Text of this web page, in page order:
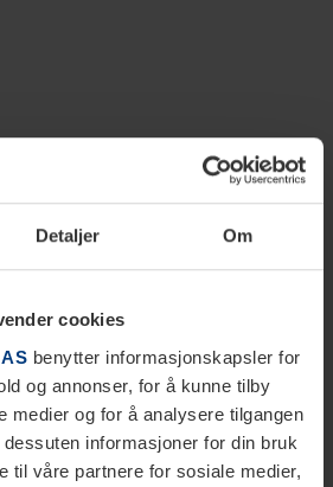
Detaljer Om
cookies
benytter informasjonskapsler for
og annonser, for å kunne tilby
medier og for å analysere tilgangen
informasjoner for din bruk
til våre partnere for sosiale medier,